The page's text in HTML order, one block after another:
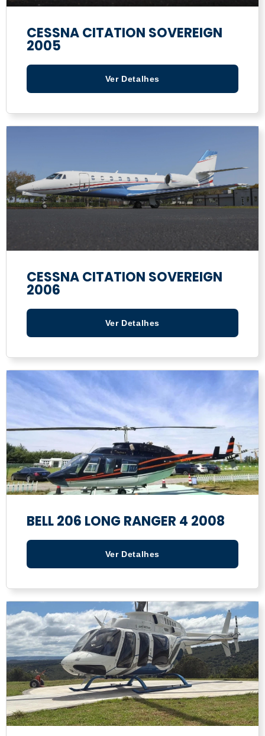
CESSNA CITATION SOVEREIGN
2005
Ver Detalhes
CESSNA CITATION SOVEREIGN
2006
Ver Detalhes
BELL 206 LONG RANGER 4 2008
Ver Detalhes